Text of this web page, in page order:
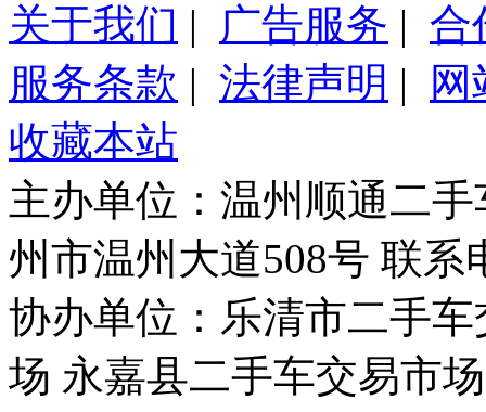
关于我们 | 广告服务 | 合
服务条款 | 法律声明 |
收藏本站
主办单位：温州顺通二
州市温州大道508号 联系
协办单位：乐清市二手
场 永嘉县二手车交易市